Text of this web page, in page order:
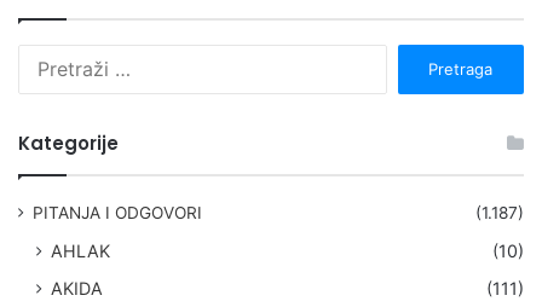
Kategorije
PITANJA I ODGOVORI (1.187)
AHLAK
(10)
AKIDA
(111)